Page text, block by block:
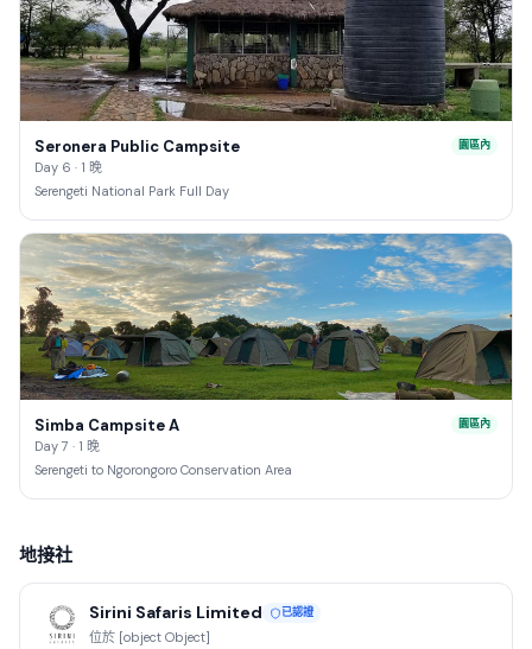
Seronera Public Campsite
Day 6 · 1 晚
Serengeti National Park Full Day
園區內
Simba Campsite A
Day 7 · 1 晚
Serengeti to Ngorongoro Conservation Area
園區內
地接社
Sirini Safaris Limited 已認證
位於 [object Object]